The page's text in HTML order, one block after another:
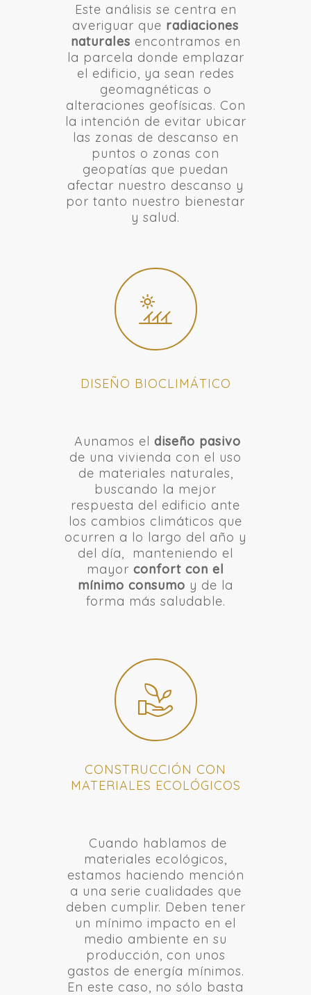
Este análisis se centra en
averiguar que radiaciones
naturales encontramos en
la parcela donde emplazar
el edificio, ya sean redes
geomagnéticas o
alteraciones geofísicas. Con
la intención de evitar ubicar
las zonas de descanso en
puntos o zonas con
geopatías que puedan
afectar nuestro descanso y
por tanto nuestro bienestar
y salud.
DISEÑO BIOCLIMÁTICO
Aunamos el diseño pasivo
de una vivienda con el uso
de materiales naturales,
buscando la mejor
respuesta del edificio ante
los cambios climáticos que
ocurren a lo largo del año y
del día, manteniendo el
mayor confort con el
mínimo consumo y de la
forma más saludable.
CONSTRUCCIÓN CON
MATERIALES ECOLÓGICOS
Cuando hablamos de
materiales ecológicos,
estamos haciendo mención
a una serie cualidades que
deben cumplir. Deben tener
un mínimo impacto en el
medio ambiente en su
producción, con unos
gastos de energía mínimos.
En este caso, no sólo basta